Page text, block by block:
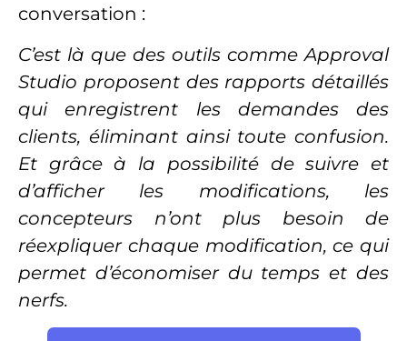
conversation :
C’est là que des outils comme Approval
Studio proposent des rapports détaillés
qui enregistrent les demandes des
clients, éliminant ainsi toute confusion.
Et grâce à la possibilité de suivre et
d’afficher les modifications, les
concepteurs n’ont plus besoin de
réexpliquer chaque modification, ce qui
permet d’économiser du temps et des
nerfs.